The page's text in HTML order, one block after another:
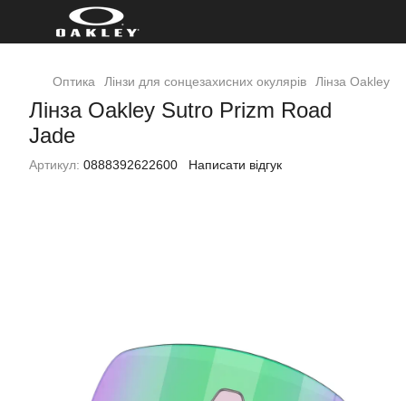
Оптика Лінзи для сонцезахисних окулярів Лінза Oakley
Лінза Oakley Sutro Prizm Road
Jade
Артикул: 0888392622600 Написати відгук